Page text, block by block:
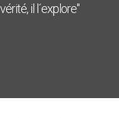
il l´explore"